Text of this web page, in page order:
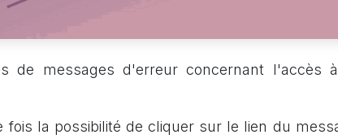
de messages d'erreur concernant l'accès
fois la possibilité de cliquer sur le lien du